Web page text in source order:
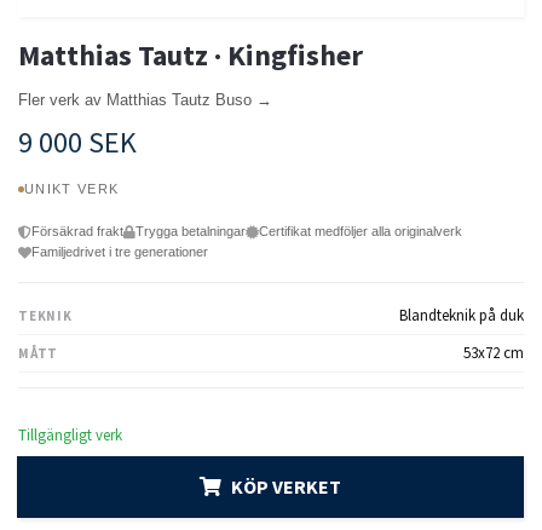
Matthias Tautz · Kingfisher
Fler verk av Matthias Tautz Buso →
9 000 SEK
UNIKT VERK
Försäkrad frakt Trygga betalningar
Certifikat medföljer alla originalverk
Familjedrivet i tre generationer
TEKNIK Blandteknik på duk
MÅTT 53x72 cm
Tillgängligt verk
KÖP VERKET